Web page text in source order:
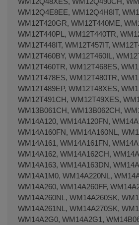
WM12Q4E8EE, WM12Q4H8IT,
WM12T420GR, WM12T440ME,
WM12T440PL, WM12T440TR,
WM12T448IT, WM12T457IT,
WM12T460BY, WM12T460IL,
WM12T460TR, WM12T468ES,
WM12T478ES, WM12T480TR,
WM12T489EP, WM12T48XES,
WM12T491CH, WM12T49XES,
WM13B061CH, WM13B062CH,
WM14A120, WM14A120FN,
WM14A160FN, WM14A160NL,
WM14A161, WM14A161FN,
WM14A162, WM14A162CH,
WM14A163, WM14A163DN,
WM14A1M0, WM14A220NL,
WM14A260, WM14A260FF,
WM14A260NL, WM14A260SK,
WM14A261NL, WM14A270SK,
WM14A2G0, WM14A2G1,